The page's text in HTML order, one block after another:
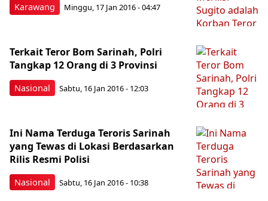
Karawang Minggu, 17 Jan 2016 - 04:47
Nasional
Terkait Teror Bom Sarinah, Polri
Tangkap 12 Orang di 3 Provinsi
Sabtu, 16 Jan 2016 - 12:03
Nasional
Ini Nama Terduga Teroris Sarinah
yang Tewas di Lokasi Berdasarkan
Rilis Resmi Polisi
Sabtu, 16 Jan 2016 - 10:38